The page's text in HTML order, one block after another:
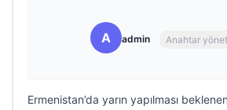
A admin Anahtar
Ermenistan’da yarın yapılması